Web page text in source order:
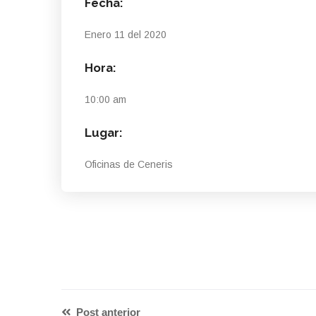
Fecha:
Enero 11 del 2020
Hora:
10:00 am
Lugar:
Oficinas de Ceneris
Post anterior